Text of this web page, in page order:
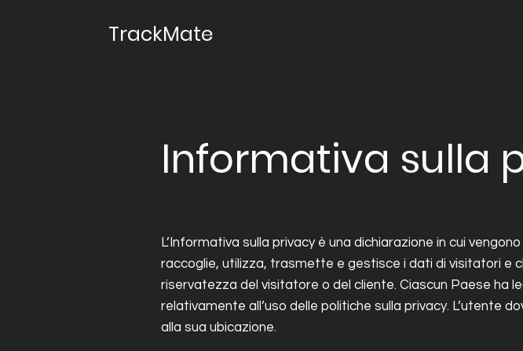
TrackMate
Informativa sulla
L’Informativa sulla privacy è una dichiarazione in cui
raccoglie, utilizza, trasmette e gestisce i dati di visitatori e
riservatezza del visitatore o del cliente. Ciascun Paese ha
relativamente all’uso delle politiche sulla privacy. L’utente
alla sua ubicazione.